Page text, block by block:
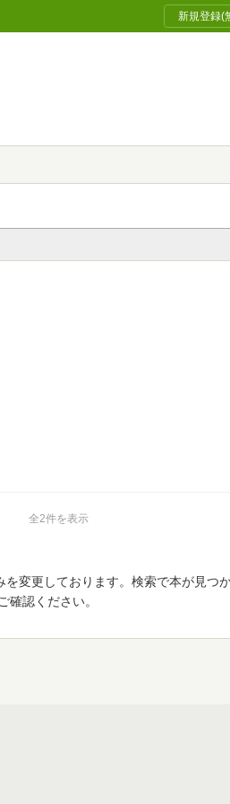
新規登録(
全2件を表示
変更しております。検索で本が見つ
確認ください。